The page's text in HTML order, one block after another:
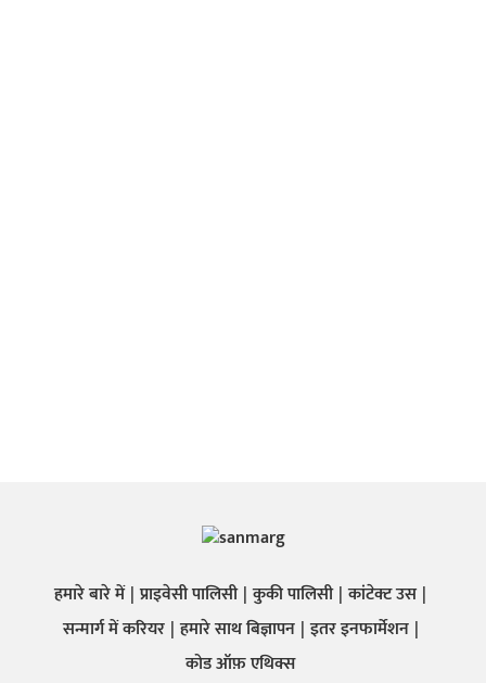
हमारे बारे में प्राइवेसी पालिसी कुकी पालिसी कांटेक्ट उस
सन्मार्ग में करियर हमारे साथ बिज्ञापन इतर इनफार्मेशन
कोड ऑफ़ एथिक्स